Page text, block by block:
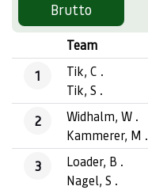
Brutto
Team
1
Tik, C .
Tik, S .
2
Widhalm, W .
Kammerer, M .
3
Loader, B .
Nagel, S .